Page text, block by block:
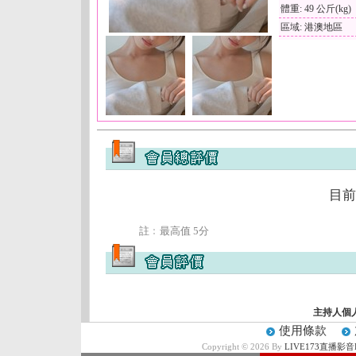
體重: 49 公斤(kg)
區域: 港澳地區
目
註﹕最高值 5分
主持人個
使用條款
Copyright © 2026 By LIVE173直播影